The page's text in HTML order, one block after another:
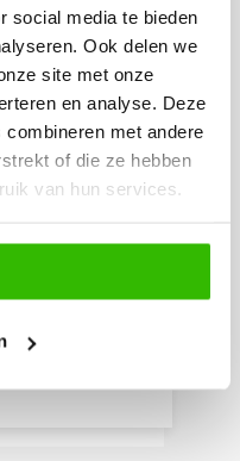
social media te bieden
Ook delen we
site met onze
en analyse. Deze
met andere
of die ze hebben
van hun services.
dan
leiden wij jullie
beachclub